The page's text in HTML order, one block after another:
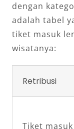
dengan
adalah tabel
tiket masuk
wisatanya:
Retribusi
Tiket